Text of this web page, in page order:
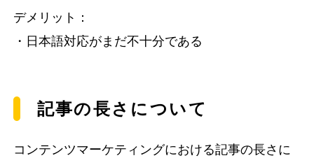
デメリット：
・日本語対応がまだ不十分である
記事の長さについて
コンテンツマーケティングにおける記事の長さに